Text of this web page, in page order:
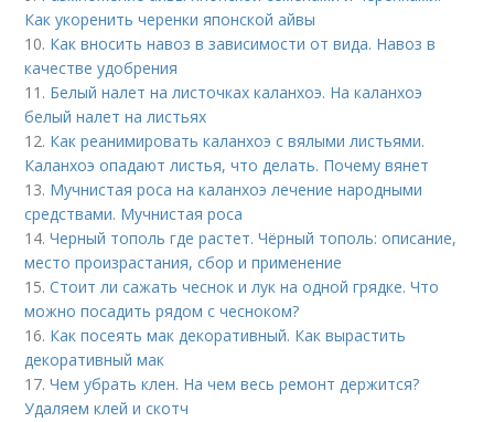
Как укоренить черенки японской айвы
10. Как вносить навоз в зависимости от вида. Навоз в
качестве удобрения
11. Белый налет на листочках каланхоэ. На каланхоэ
белый налет на листьях
12. Как реанимировать каланхоэ с вялыми листьями.
Каланхоэ опадают листья, что делать. Почему вянет
13. Мучнистая роса на каланхоэ лечение народными
средствами. Мучнистая роса
14.Черный тополь где растет. Чёрный тополь: описание,
место произрастания, сбор и применение
15.Стоит ли сажать чеснок и лук на одной грядке. Что
можно посадить рядом с чесноком?
16. Как посеять мак декоративный. Как вырастить
декоративный мак
17.Чем убрать клен. На чем весь ремонт держится?
Удаляем клей и скотч